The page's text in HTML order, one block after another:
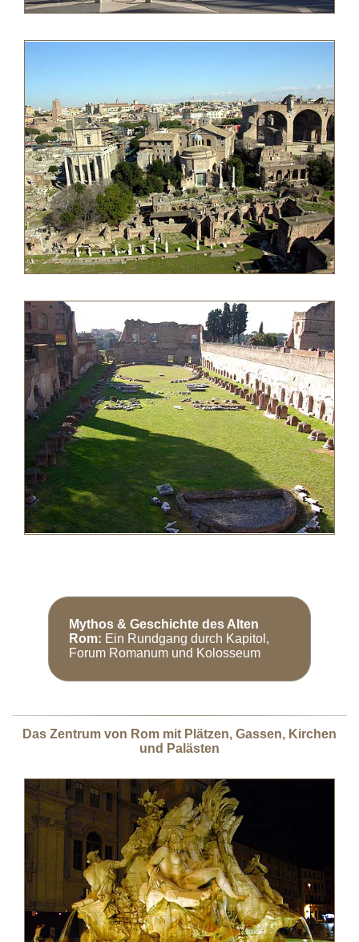
Mythos & Geschichte des Alten
Rom: Ein Rundgang durch Kapitol,
Forum Romanum und Kolosseum
Das Zentrum von Rom mit Plätzen, Gassen, Kirchen
und Palästen